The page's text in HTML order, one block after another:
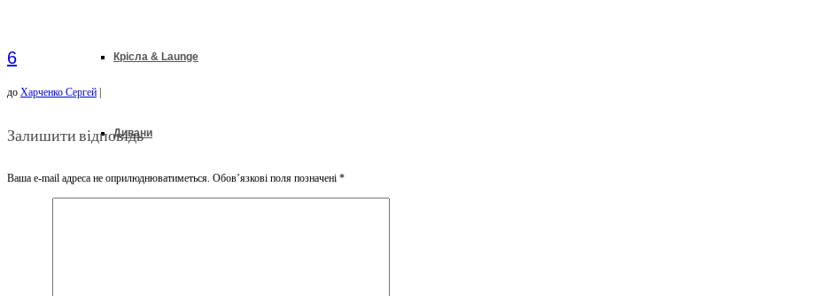
Крісла & Launge
Дивани
6
до Харченко Сергей
Залишити відповідь
Ваша e-mail адреса не оприлюднюватиметься. Обов’язкові поля позначені *